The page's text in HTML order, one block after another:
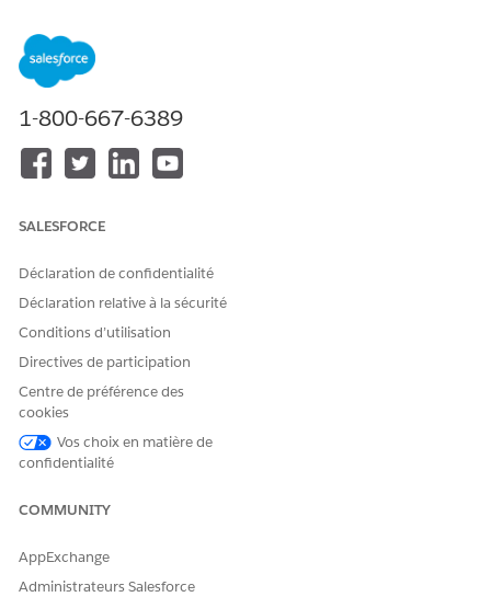
Configurez ces paramètres pour garantir la conformité aux
réglementations fiscales dans différentes régions.
Création d'un fournisseur de moteur fiscal et d'un
Création de politiques et de traitements fiscaux
Dites-nous ce que nous pouvons améliorer !
Oui
1-800-667-6389
SALESFORCE
Déclaration de confidentialité
Déclaration relative à la sécurité
Conditions d’utilisation
Directives de participation
Centre de préférence des
cookies
Vos choix en matière de
confidentialité
COMMUNITY
AppExchange
Administrateurs Salesforce